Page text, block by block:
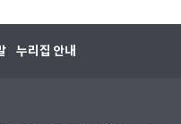
누리집 안내